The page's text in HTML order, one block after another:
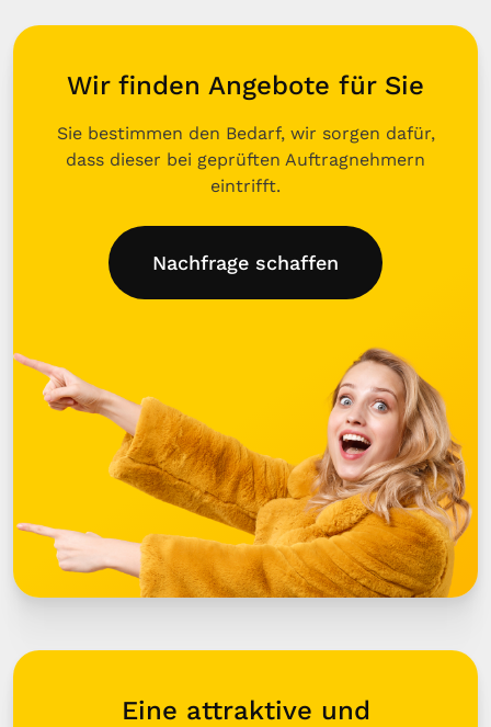
Wir finden Angebote für Sie
Sie bestimmen den Bedarf, wir sorgen dafür,
dass dieser bei geprüften Auftragnehmern
eintrifft.
Nachfrage schaffen
Eine attraktive und